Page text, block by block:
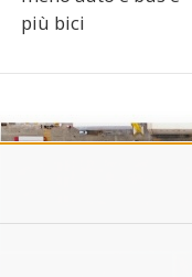
più bici